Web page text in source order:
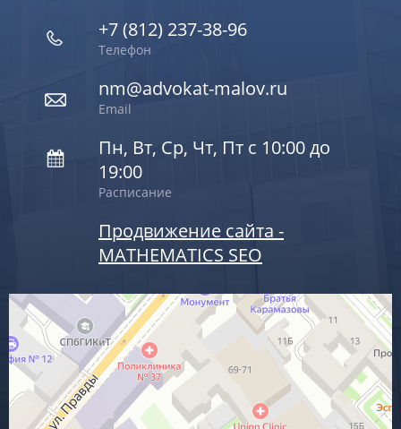
+7 (812) 237-38-96
Телефон
nm@advokat-malov.ru
Email
Пн, Вт, Ср, Чт, Пт с 10:00 до
19:00
Расписание
Продвижение сайта -
MATHEMATICS SEO